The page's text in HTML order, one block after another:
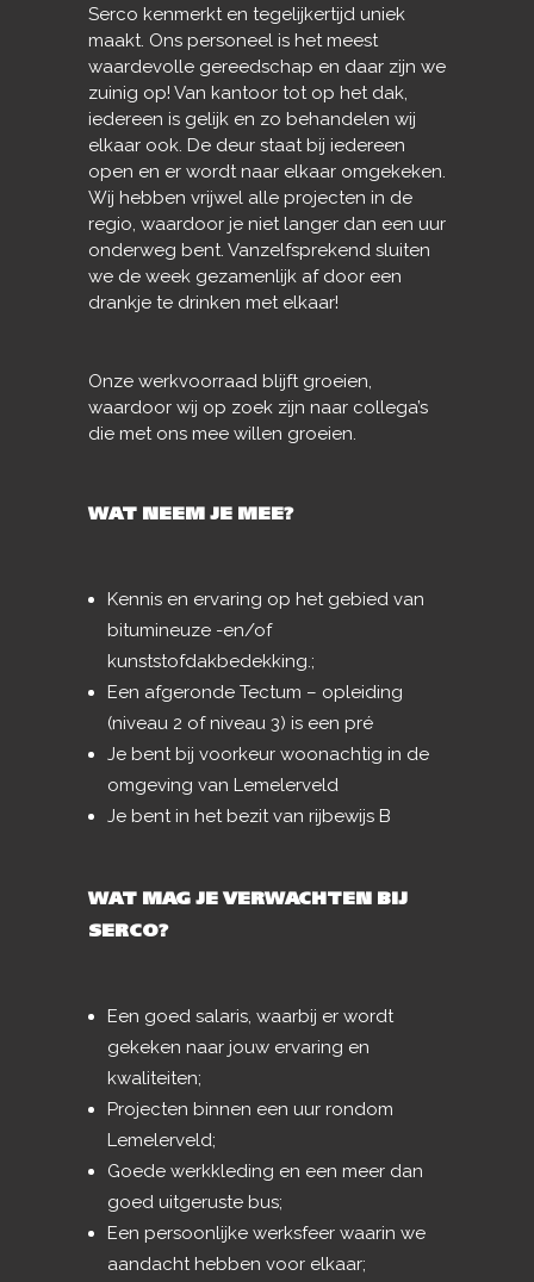
Serco kenmerkt en tegelijkertijd uniek
maakt. Ons personeel is het meest
waardevolle gereedschap en daar zijn we
zuinig op! Van kantoor tot op het dak,
iedereen is gelijk en zo behandelen wij
elkaar ook. De deur staat bij iedereen
open en er wordt naar elkaar omgekeken.
Wij hebben vrijwel alle projecten in de
regio, waardoor je niet langer dan een uur
onderweg bent. Vanzelfsprekend sluiten
we de week gezamenlijk af door een
drankje te drinken met elkaar!
Onze werkvoorraad blijft groeien,
waardoor wij op zoek zijn naar collega’s
die met ons mee willen groeien.
WAT NEEM JE MEE?
Kennis en ervaring op het gebied van
bitumineuze -en/of
kunststofdakbedekking.;
Een afgeronde Tectum – opleiding
(niveau 2 of niveau 3) is een pré
Je bent bij voorkeur woonachtig in de
omgeving van Lemelerveld
Je bent in het bezit van rijbewijs B
WAT MAG JE VERWACHTEN BIJ
SERCO?
Een goed salaris, waarbij er wordt
gekeken naar jouw ervaring en
kwaliteiten;
Projecten binnen een uur rondom
Lemelerveld;
Goede werkkleding en een meer dan
goed uitgeruste bus;
Een persoonlijke werksfeer waarin we
aandacht hebben voor elkaar;